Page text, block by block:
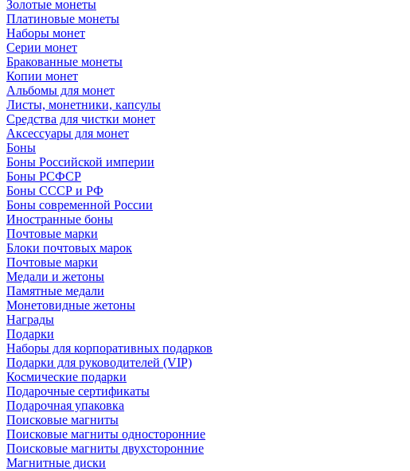
Золотые монеты
Платиновые монеты
Наборы монет
Серии монет
Бракованные монеты
Копии монет
Альбомы для монет
Листы, монетники, капсулы
Средства для чистки монет
Аксессуары для монет
Боны
Боны Российской империи
Боны РСФСР
Боны СССР и РФ
Боны современной России
Иностранные боны
Почтовые марки
Блоки почтовых марок
Почтовые марки
Медали и жетоны
Памятные медали
Монетовидные жетоны
Награды
Подарки
Наборы для корпоративных подарков
Подарки для руководителей (VIP)
Космические подарки
Подарочные сертификаты
Подарочная упаковка
Поисковые магниты
Поисковые магниты односторонние
Поисковые магниты двухсторонние
Магнитные диски